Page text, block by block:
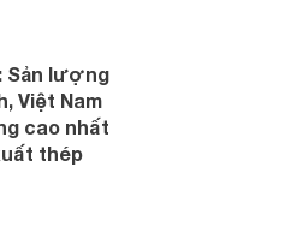
Sản lượng
Việt Nam
cao nhất
thép